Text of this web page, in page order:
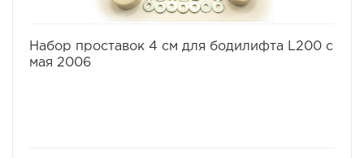
Набор проставок 4 см для бодилифта L200 с
мая 2006